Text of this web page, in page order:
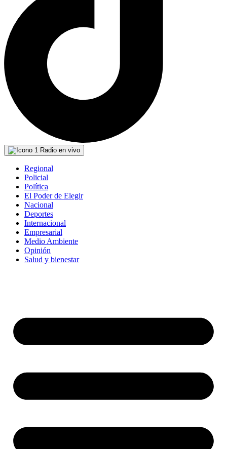
Radio en vivo
Regional
Policial
Política
El Poder de Elegir
Nacional
Deportes
Internacional
Empresarial
Medio Ambiente
Opinión
Salud y bienestar